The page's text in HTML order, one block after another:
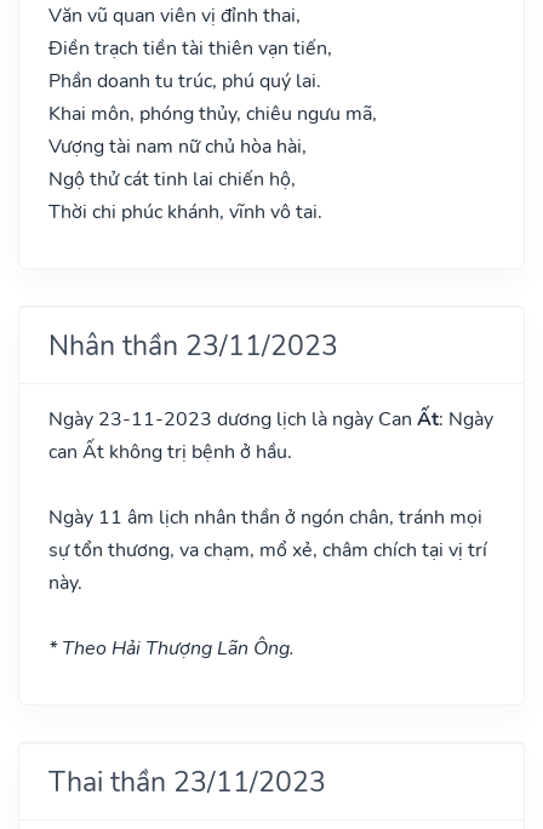
Văn vũ quan viên vị đỉnh thai,
Điền trạch tiền tài thiên vạn tiến,
Phần doanh tu trúc, phú quý lai.
Khai môn, phóng thủy, chiêu ngưu mã,
Vượng tài nam nữ chủ hòa hài,
Ngộ thử cát tinh lai chiến hộ,
Thời chi phúc khánh, vĩnh vô tai.
Nhân thần 23/11/2023
Ngày 23-11-2023 dương lịch là ngày Can Ất: Ngày
can Ất không trị bệnh ở hầu.
Ngày 11 âm lịch nhân thần ở ngón chân, tránh mọi
sự tổn thương, va chạm, mổ xẻ, châm chích tại vị trí
này.
* Theo Hải Thượng Lãn Ông.
Thai thần 23/11/2023